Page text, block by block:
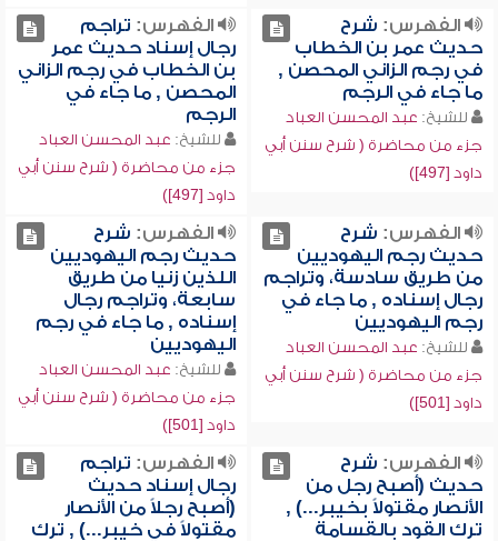
الفهرس: شرح
حديث عمر بن الخطاب
في رجم الزاني المحصن ,
ما جاء في الرجم
للشيخ: عبد المحسن العباد
جزء من محاضرة ( شرح سنن أبي
داود [497])
الفهرس: تراجم
رجال إسناد حديث عمر
بن الخطاب في رجم الزاني
المحصن , ما جاء في
الرجم
للشيخ: عبد المحسن العباد
جزء من محاضرة ( شرح سنن أبي
داود [497])
الفهرس: شرح
حديث رجم اليهوديين
من طريق سادسة، وتراجم
رجال إسناده , ما جاء في
رجم اليهوديين
للشيخ: عبد المحسن العباد
جزء من محاضرة ( شرح سنن أبي
داود [501])
الفهرس: شرح
حديث رجم اليهوديين
اللذين زنيا من طريق
سابعة، وتراجم رجال
إسناده , ما جاء في رجم
اليهوديين
للشيخ: عبد المحسن العباد
جزء من محاضرة ( شرح سنن أبي
داود [501])
الفهرس: شرح
حديث (أصبح رجل من
الأنصار مقتولاً بخيبر...) ,
ترك القود بالقسامة
الفهرس: تراجم
رجال إسناد حديث
(أصبح رجلاً من الأنصار
مقتولاً في خيبر...) , ترك